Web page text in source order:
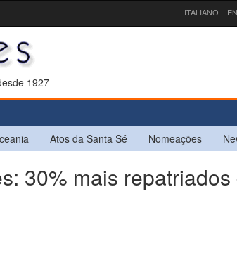
ITALIANO
1927
Atos da Santa Sé Nomeações
30% mais repatriados